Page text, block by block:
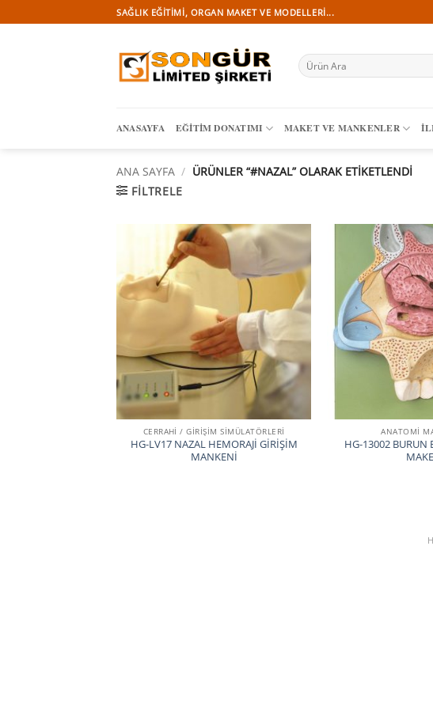
atla
SAĞLIK EĞITIMI, ORGAN MAKET VE MODELLERI...
Ara:
ANASAYFA EĞITIM DONATIMI MAKET VE MANKENLER
ANA SAYFA / ÜRÜNLER “#NAZAL” OLARAK ETIKETLENDI
FILTRELE
CERRAHİ / GİRİŞİM SİMÜLATÖRLERİ
HG-LV17 NAZAL HEMORAJİ GİRİŞİM
MANKENİ
ANATOMİ
HG-13002 BURUN